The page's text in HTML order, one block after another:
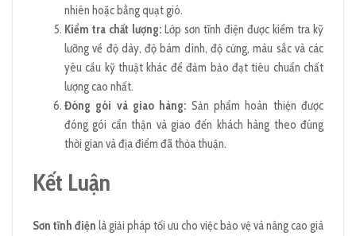
nhiên hoặc bằng quạt gió.
Kiểm tra chất lượng: Lớp sơn tĩnh điện được kiểm tra kỹ
lưỡng về độ dày, độ bám dính, độ cứng, màu sắc và các
yêu cầu kỹ thuật khác để đảm bảo đạt tiêu chuẩn chất
lượng cao nhất.
Đóng gói và giao hàng: Sản phẩm hoàn thiện được
đóng gói cẩn thận và giao đến khách hàng theo đúng
thời gian và địa điểm đã thỏa thuận.
Kết Luận
Sơn tĩnh điện là giải pháp tối ưu cho việc bảo vệ và nâng cao giá